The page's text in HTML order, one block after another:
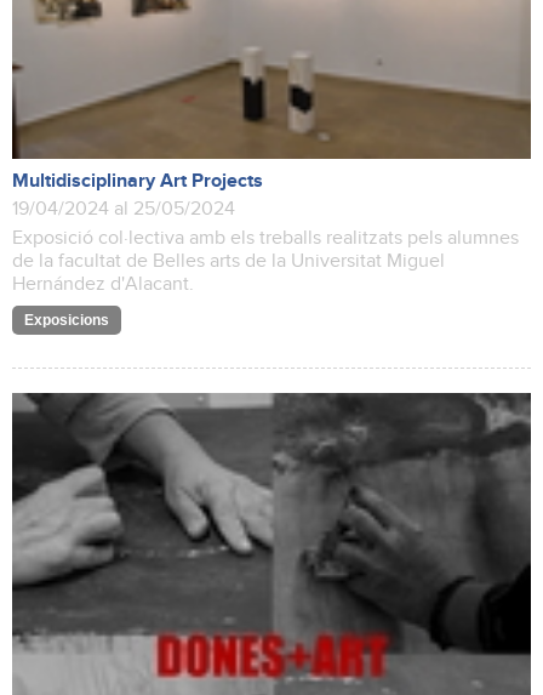
Multidisciplinary Art Projects
19/04/2024 al 25/05/2024
Exposició col·lectiva amb els treballs realitzats pels alumnes
de la facultat de Belles arts de la Universitat Miguel
Hernández d'Alacant.
Exposicions